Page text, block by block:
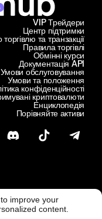
Центр підтримки
та транзакції
VIP Трейдери
Правила торгівлі
Обмінні курси
Документація API
Умови обслуговування
Умови та положення
конфіденційності
криптовалюти
Енциклопедія
Порівняйте активи
@ Freedx 2026
improve your
content.